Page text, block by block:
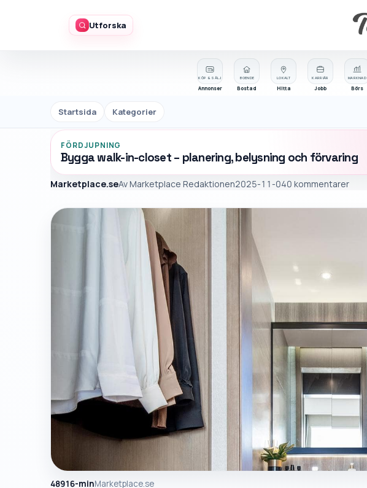
Utforska
KÖP & SÄLJ
Annonser
BOENDE
Bostad
MARKNAD
Börs
LOKALT
Hitta
KARRIÄR
Jobb
Startsida Kategorier
FÖRDJUPNING
Bygga walk-in-closet – planering, belysning och förvaring
Marketplace.seAvMarketplace Redaktionen2025-11-040 kommentarer
48916-minMarketplace.se